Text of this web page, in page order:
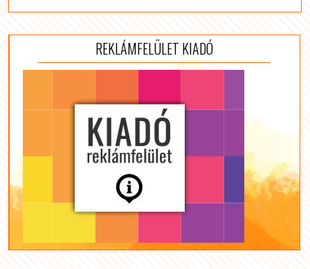
REKLÁMFELÜLET KIADÓ